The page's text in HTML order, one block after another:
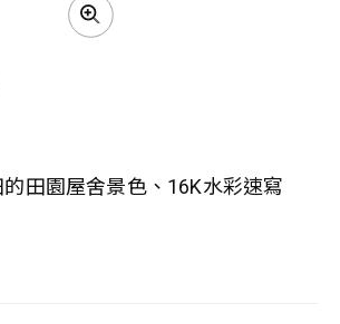
田園屋舍景色、16K水彩速寫